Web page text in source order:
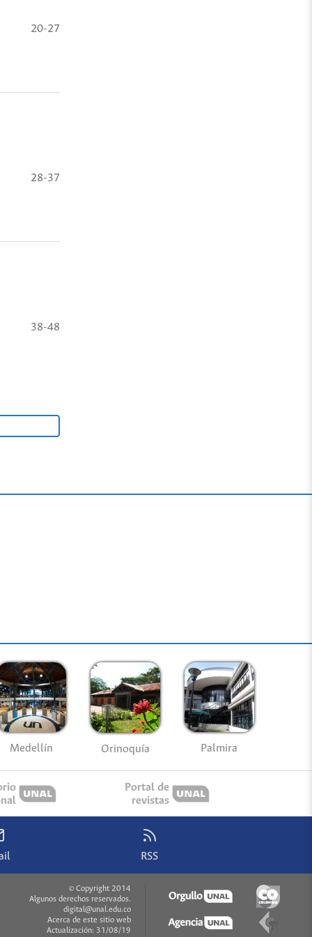
20-27
28-37
38-48
Medellín Orinoquía Palmira
Portal de
revistas
RSS
© Copyright 2014
Algunos derechos reservados.
digital@unal.edu.co
Acerca de este sitio web
Actualización: 31/08/19